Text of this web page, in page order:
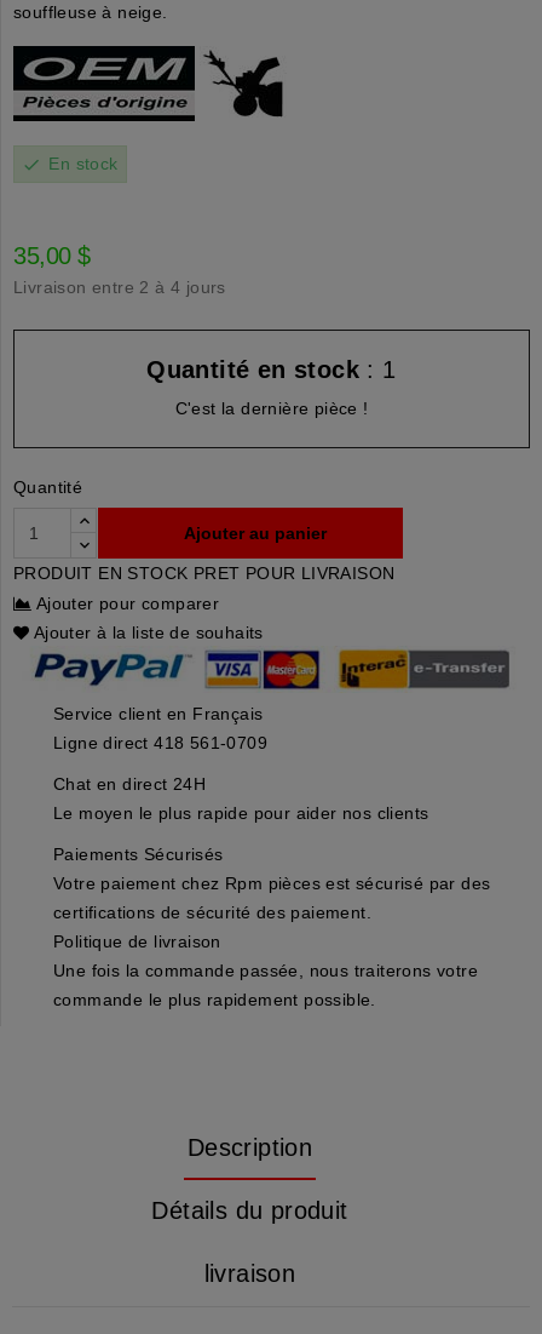
souffleuse à neige.
check En stock
35,00 $
Livraison entre 2 à 4 jours
Quantité en stock : 1
C'est la dernière pièce !
Quantité
Ajouter au panier
PRODUIT EN STOCK PRET POUR LIVRAISON
Ajouter pour comparer
Ajouter à la liste de souhaits
Service client en Français
Ligne direct 418 561-0709
Chat en direct 24H
Le moyen le plus rapide pour aider nos clients
Paiements Sécurisés
Votre paiement chez Rpm pièces est sécurisé par des
certifications de sécurité des paiement.
Politique de livraison
Une fois la commande passée, nous traiterons votre
commande le plus rapidement possible.
Description
Détails du produit
livraison